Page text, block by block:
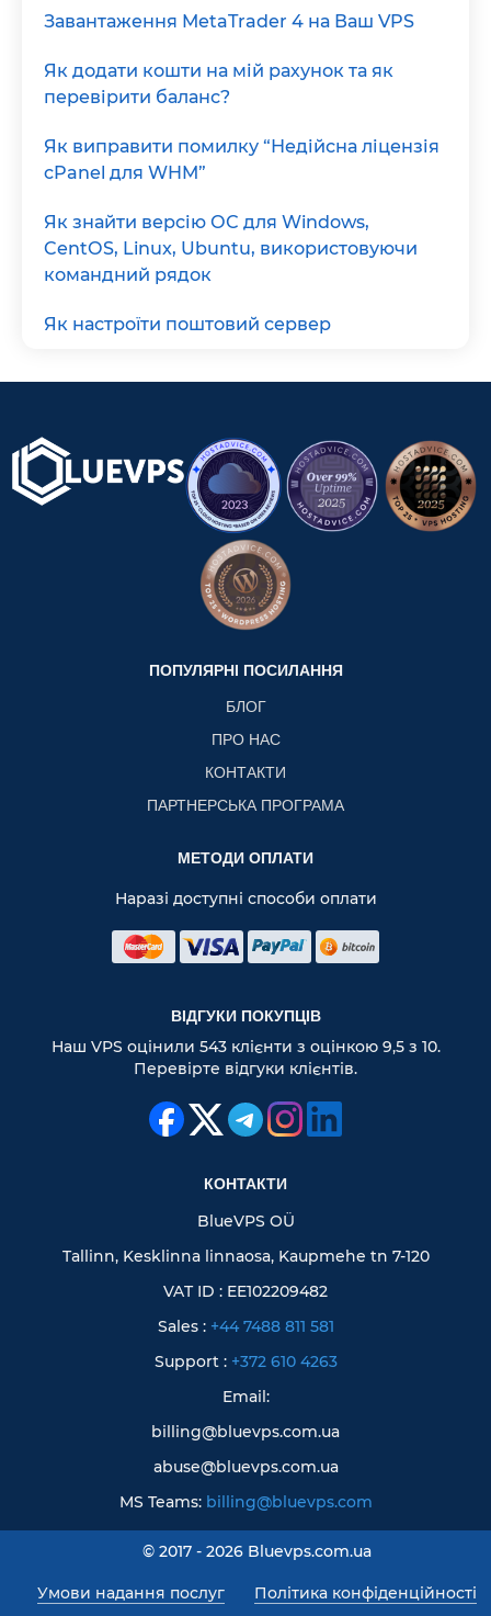
Завантаження MetaTrader 4 на Ваш VPS
Як додати кошти на мій рахунок та як
перевірити баланс?
Як виправити помилку “Недійсна ліцензія
cPanel для WHM”
Як знайти версію ОС для Windows,
CentOS, Linux, Ubuntu, використовуючи
командний рядок
Як настроїти поштовий сервер
ПОПУЛЯРНІ ПОСИЛАННЯ
БЛОГ
ПРО НАС
КОНТАКТИ
ПАРТНЕРСЬКА ПРОГРАМА
МЕТОДИ ОПЛАТИ
Наразі доступні способи оплати
ВІДГУКИ ПОКУПЦІВ
Наш VPS оцінили 543 клієнти з оцінкою 9,5 з 10.
Перевірте відгуки клієнтів.
КОНТАКТИ
BlueVPS OÜ
Tallinn, Kesklinna linnaosa, Kaupmehe tn 7-120
VAT ID : EE102209482
Sales : +44 7488 811 581
Support : +372 610 4263
Email:
billing@bluevps.com.ua
abuse@bluevps.com.ua
MS Teams: billing@bluevps.com
© 2017 - 2026 Bluevps.com.ua
Умови надання послуг Політика конфіденційності